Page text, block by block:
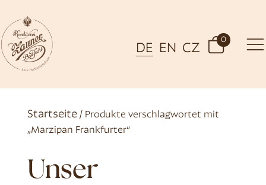
DE EN CZ
0
Startseite/ Produkte verschlagwortet mit
„Marzipan Frankfurter“
Unser